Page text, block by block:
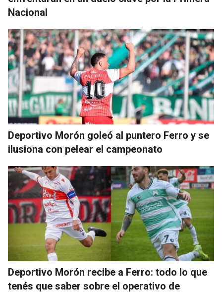
Nacional
Deportivo Morón goleó al puntero Ferro y se
ilusiona con pelear el campeonato
Deportivo Morón recibe a Ferro: todo lo que
tenés que saber sobre el operativo de